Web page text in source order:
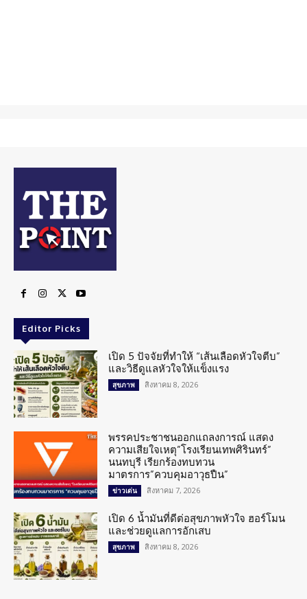
Editor Picks
เปิด 5 ปัจจัยที่ทำให้ “เส้นเลือดหัวใจตีบ”
และวิธีดูแลหัวใจให้แข็งแรง
สุขภาพ สิงหาคม 8, 2026
พรรคประชาชนออกแถลงการณ์ แสดง
ความเสียใจเหตุ”โรงเรียนเทพศิรินทร์”
นนทบุรี เรียกร้องทบทวน
มาตรการ”ควบคุมอาวุธปืน”
ข่าวเด่น สิงหาคม 7, 2026
เปิด 6 น้ำมันที่ดีต่อสุขภาพหัวใจ ฮอร์โมน
และช่วยดูแลการอักเสบ
สุขภาพ สิงหาคม 8, 2026